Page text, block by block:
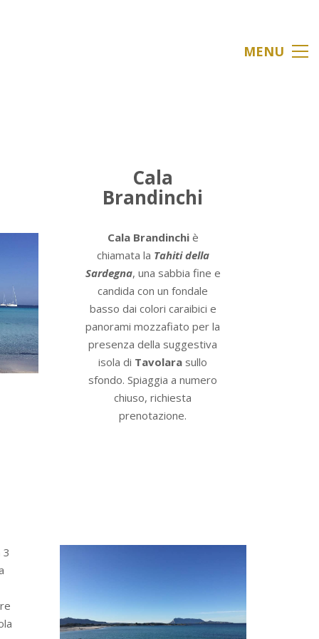
MENU
Cala
Brandinchi
Cala Brandinchiè
chiamata la Tahiti della
Sardegna, una sabbia fine e
candida con un fondale
basso dai colori caraibici e
panorami mozzafiato per la
presenza della suggestiva
isola di Tavolara sullo
sfondo. Spiaggia a numero
chiuso, richiesta
prenotazione.
3